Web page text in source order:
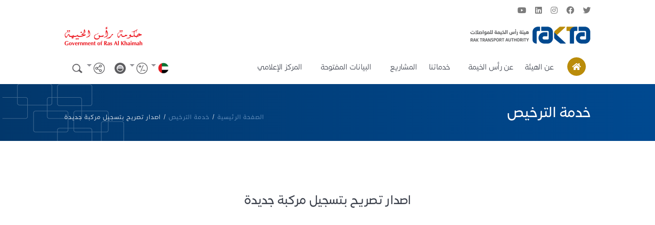
عن الهيئة عن رأس الخيمة خدماتنا المشاريع البيانات المفتوحة المركز الإعلامي
خدمة الترخيص الصفحة الرئيسية / خدمة الترخيص / اصدار تصريح بتسجيل مركبة جديدة
اصدار تصريح بتسجيل مركبة جديدة